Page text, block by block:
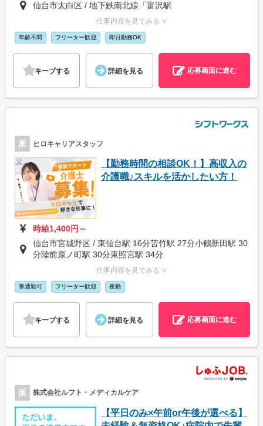
仙台市太白区 / 地下鉄南北線「富沢駅
仕事内容を見てみる ∨
年齢不問 フリーター歓迎 即日勤務OK
キープする 詳細を見る 応募画面に進む
派 ヒロキャリアスタッフ
【勤務時間の相談OK！】高収入の
介護職♪スキルを活かしたい方！
時給1,400円～
仙台市宮城野区 / 東仙台駅 16分苦竹駅 27分小鶴新田駅 30
分陸前原ノ町駅 30分東照宮駅 34分
仕事内容を見てみる ∨
車通勤可 フリーター歓迎 夜勤
キープする 詳細を見る 応募画面に進む
派 株式会社ルフト・メディカルケア
【平日のみ×午前or午後が選べる】